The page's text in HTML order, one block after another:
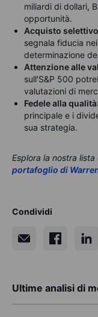
miliardi di dollari,
opportunità.
Acquisto selettivo
segnala fiducia
determinazione
Attenzione alle
sull'S&P 500
valutazioni di
Fedele alla qualità
principale e i
sua strategia.
Esplora la nostra lista
portafoglio di
Condividi
Ultime analisi di